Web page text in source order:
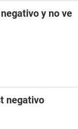
y no ve
negativo